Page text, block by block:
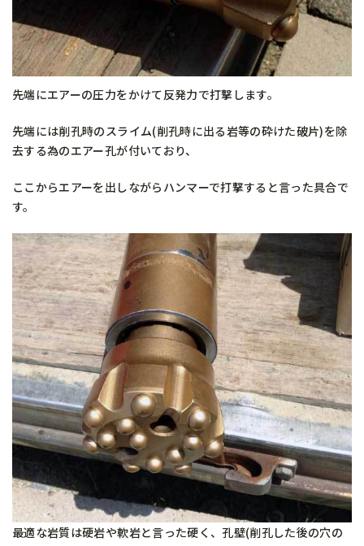
先端にエアーの圧力をかけて反発力で打撃します。
先端には削孔時のスライム(削孔時に出る岩等の砕けた破片)を除
去する為のエアー孔が付いており、
ここからエアーを出しながらハンマーで打撃すると言った具合で
す。
最適な岩質は硬岩や軟岩と言った硬く、孔壁(削孔した後の穴の